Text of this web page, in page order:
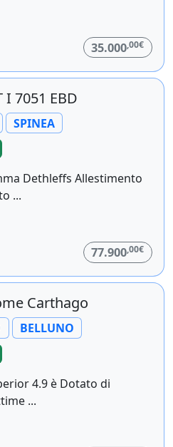
35.000,00€
I 7051 EBD
SPINEA
Dethleffs Allestimento
...
77.900,00€
Carthago
BELLUNO
4.9 è Dotato di
...